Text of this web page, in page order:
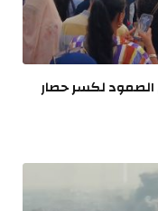
الصمود لكسر حصار